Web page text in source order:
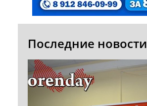
Последние новости